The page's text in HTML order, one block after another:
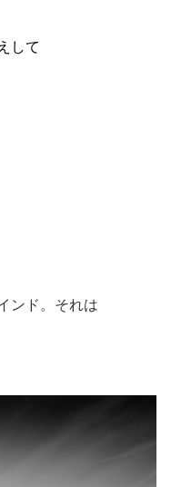
して
ンド。それは